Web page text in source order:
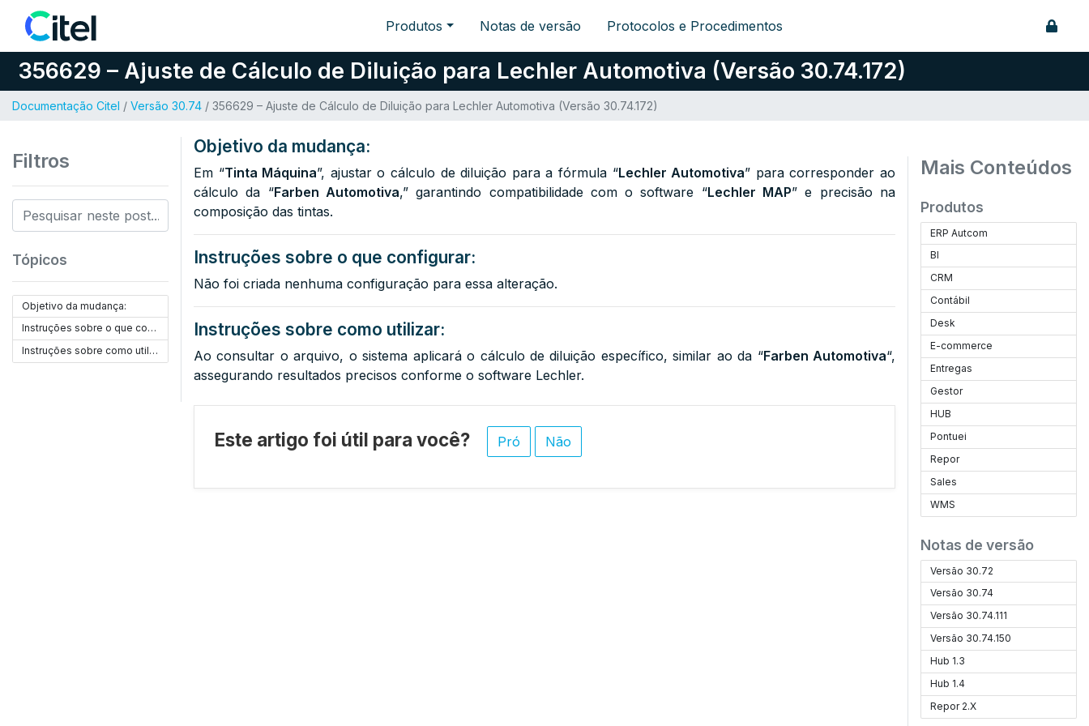
Pular para o conteúdo Produtos Notas de versão Protocolos e Procedimentos
356629 – Ajuste de Cálculo de Diluição para Lechler Automotiva (Versão 30.74.172)
Documentação Citel / Versão 30.74 / 356629 – Ajuste de Cálculo de Diluição para Lechler Automotiva (Versão 30.74.172)
Filtros
Tópicos
Objetivo da mudança:
Instruções sobre o que configurar:
Instruções sobre como utilizar:
Objetivo da mudança:
Em “Tinta Máquina”, ajustar o cálculo de diluição para a fórmula “Lechler Automotiva” para corresponder ao
cálculo da “Farben Automotiva,” garantindo compatibilidade com o software “Lechler MAP” e precisão na
composição das tintas.
Instruções sobre o que configurar:
Não foi criada nenhuma configuração para essa alteração.
Instruções sobre como utilizar:
Ao consultar o arquivo, o sistema aplicará o cálculo de diluição específico, similar ao da “Farben Automotiva“,
assegurando resultados precisos conforme o software Lechler.
Este artigo foi útil para você? Pró Não
Mais Conteúdos
Produtos
ERP Autcom
BI
CRM
Contábil
Desk
E-commerce
Entregas
Gestor
HUB
Pontuei
Repor
Sales
WMS
Notas de versão
Versão 30.72
Versão 30.74
Versão 30.74.111
Versão 30.74.150
Hub 1.3
Hub 1.4
Repor 2.X